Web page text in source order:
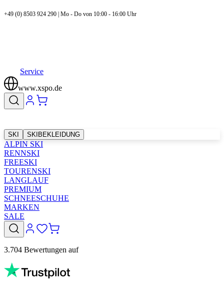
+49 (0) 8503 924 290 | Mo - Do von 10:00 - 16:00 Uhr
Service
www.xspo.de
SKI SKIBEKLEIDUNG
ALPIN SKI
RENNSKI
FREESKI
TOURENSKI
LANGLAUF
PREMIUM
SCHNEESCHUHE
MARKEN
SALE
3.704 Bewertungen auf